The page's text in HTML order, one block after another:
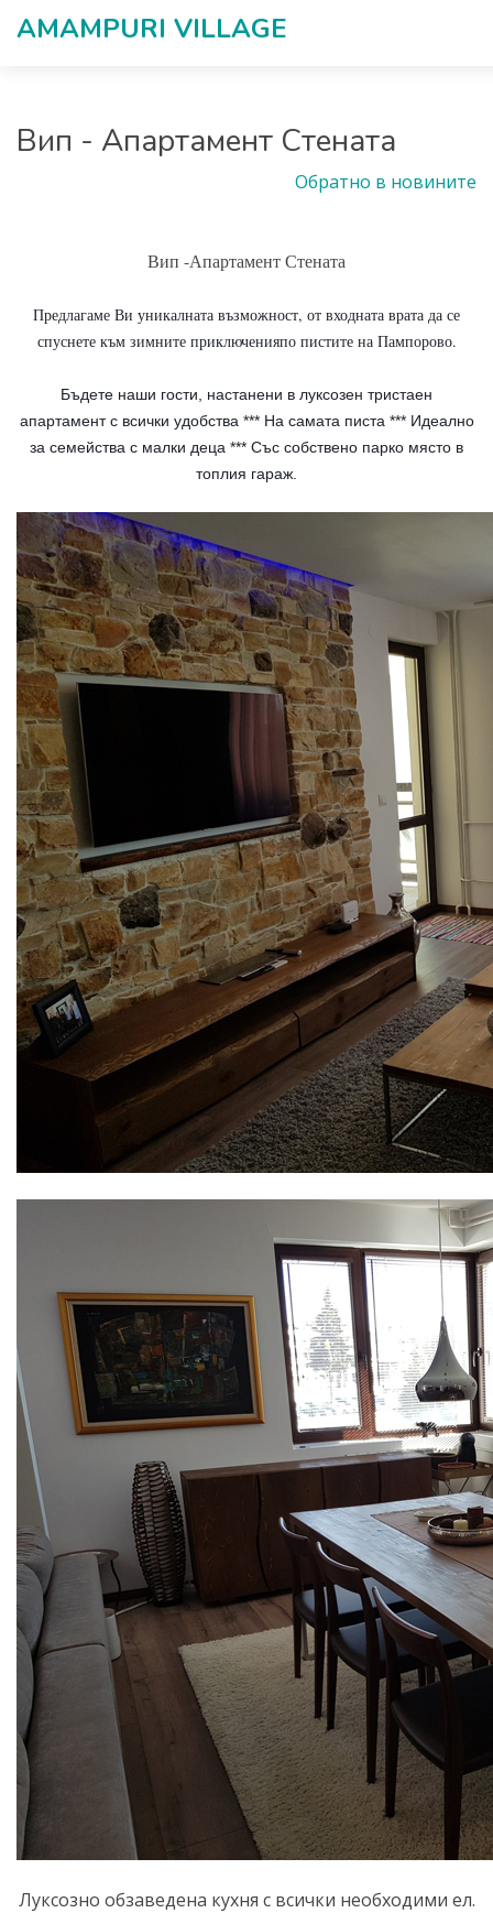
AMAMPURI VILLAGЕ
Вип - Апартамент Стената
Обратно в новините
Вип -Апартамент Стената
Предлагаме Ви уникалната възможност, от входната врата да се
спуснете към зимните приключенияпо пистите на Пампорово.
Бъдете наши гости, настанени в луксозен тристаен
апартамент с всички удобства *** На самата писта *** Идеално
за семейства с малки деца *** Със собствено парко място в
топлия гараж.
Луксозно обзаведена кухня с всички необходими ел.